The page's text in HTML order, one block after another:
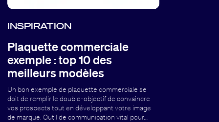
INSPIRATION
Plaquette commerciale
exemple : top 10 des
meilleurs modèles
Un bon exemple de plaquette commerciale se
doit de remplir le double-objectif de convaincre
vos prospects tout en développant votre image
de marque. Outil de communication vital pour…